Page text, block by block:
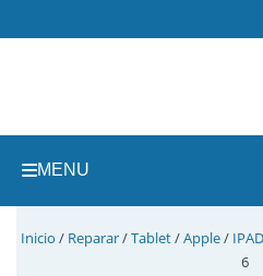
al
MENU
Inicio / Reparar/Tablet/Apple/
6